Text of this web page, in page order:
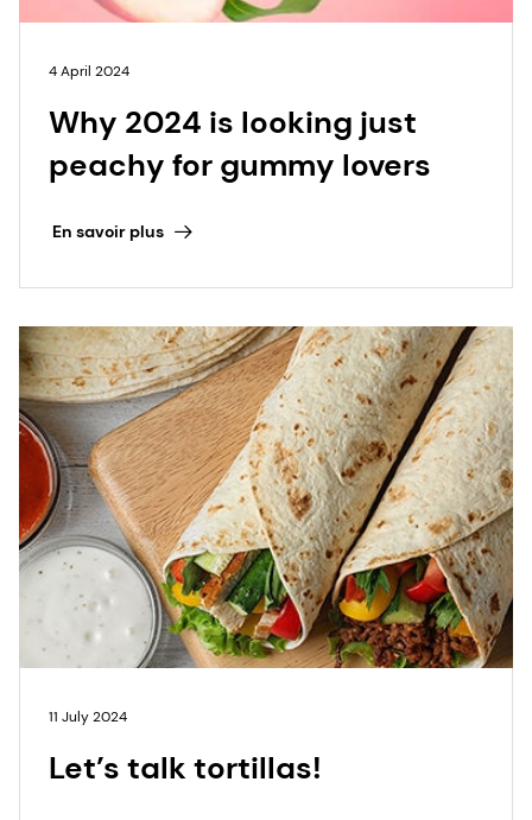
4 April 2024
Why 2024 is looking just
peachy for gummy lovers
En savoir plus
11 July 2024
Let’s talk tortillas!